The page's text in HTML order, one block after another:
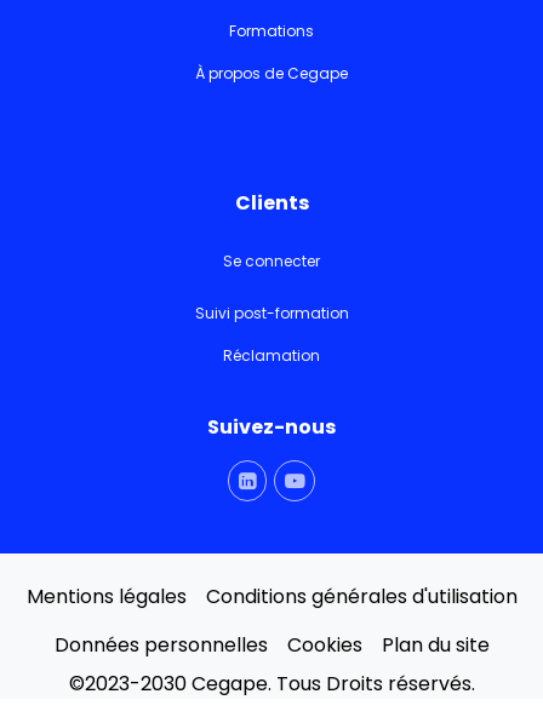
Formations
À propos de Cegape
Clients
Se connecter
Suivi post-formation
Réclamation
Suivez-nous
Mentions légales
Conditions générales d'utilisation
Données personnelles
Cookies
Plan du site
©2023-2030 Cegape. Tous Droits réservés.